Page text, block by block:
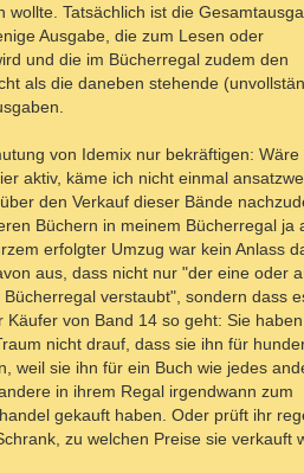
wollte. Tatsächlich ist die
Ausgabe, die zum Lesen oder
und die im Bücherregal zudem den
als die daneben stehende
von Idemix nur bekräftigen: Wäre
aktiv, käme ich nicht einmal
den Verkauf dieser Bände
Büchern in meinem Bücherregal ja
erfolgter Umzug war kein Anlass
aus, dass nicht nur "der eine oder
verstaubt", sondern dass
Käufer von Band 14 so geht: Sie
nicht drauf, dass sie ihn für
weil sie ihn für ein Buch wie jedes
in ihrem Regal irgendwann zum
gekauft haben. Oder prüft ihr
zu welchen Preise sie verkauft